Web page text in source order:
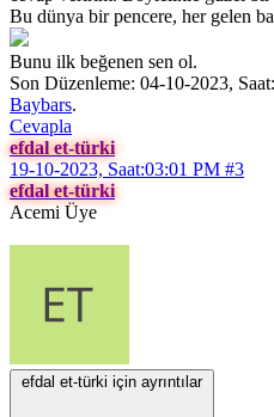
Bu dünya bir pencere, her gelen
Bunu ilk beğenen sen ol.
Son Düzenleme: 04-10-2023,
Baybars.
Cevapla
efdal et-türki
19-10-2023, Saat:03:01 PM #3
efdal et-türki
Acemi Üye
efdal et-türki için ayrıntılar